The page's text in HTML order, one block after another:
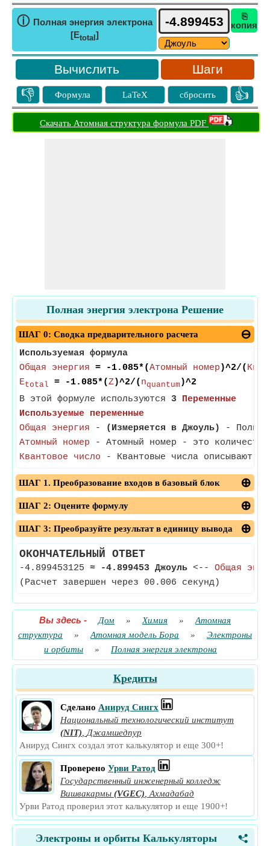
ⓘ Полная энергия электрона
[Etotal ]
⎘
копия
Шаги
👎 Формула LaTeX сбросить 👍
Скачать Атомная структура формула PDF
Полная энергия электрона Решение
ШАГ 0: Сводка предварительного расчета
Используемая формула
Общая энергия = -1.085*(Атомный номер )^2/(
Etotal = -1.085*(Z)^2/( nquantum )^2
В этой формуле используются 3 Переменные
Используемые переменные
Общая энергия - (Измеряется в Джоуль)
- Полная
Атомный номер - Атомный номер - это
Квантовое число - Квантовые числа описывают
ШАГ 1. Преобразование входов в базовый блок
ШАГ 2: Оцените формулу
ШАГ 3: Преобразуйте результат в единицу вывода
ОКОНЧАТЕЛЬНЫЙ ОТВЕТ
-4.899453125 ≈ -4.899453 Джоуль <-- Общая
(Расчет завершен через 00.006 секунд)
Вы здесь - Дом » Химия »
Атомная
структура
» Атомная модель Бора »
Электроны
и орбиты
» Полная энергия электрона
Кредиты
Сделано Анируд Сингх
Национальный технологический институт
(NIT)
Джамшедпур
Анируд Сингх создал этот калькулятор и еще 300+!
Проверено Урви Ратод
Государственный инженерный колледж
Вишвакармы (VGEC) Ахмадабад
Урви Ратод проверил этот калькулятор и еще 1900+!
<
Электроны и орбиты Калькуляторы